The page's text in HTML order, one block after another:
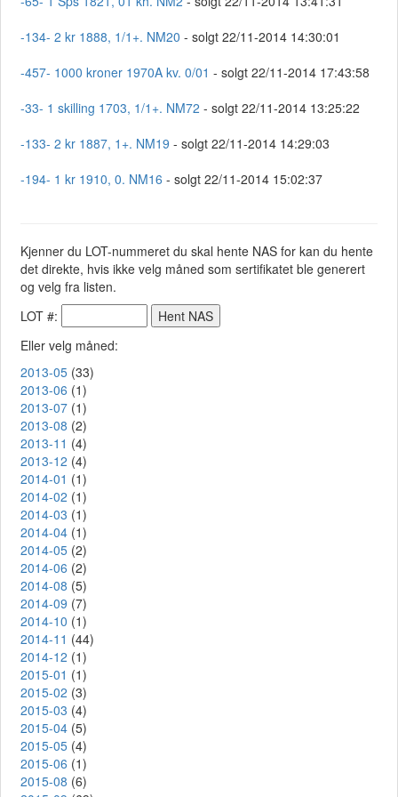
-134- 2 kr 1888, 1/1+. NM20 - solgt 22/11-2014 14:30:01
-457- 1000 kroner 1970A kv. 0/01 - solgt 22/11-2014 17:43:58
-33- 1 skilling 1703, 1/1+. NM72 - solgt 22/11-2014 13:25:22
-133- 2 kr 1887, 1+. NM19 - solgt 22/11-2014 14:29:03
-194- 1 kr 1910, 0. NM16 - solgt 22/11-2014 15:02:37
Kjenner du LOT-nummeret du skal hente NAS for kan du hente
det direkte, hvis ikke velg måned som sertifikatet ble generert
og velg fra listen.
LOT #:
Eller velg måned:
2013-05 (33)
2013-06 (1)
2013-07 (1)
2013-08 (2)
2013-11 (4)
2013-12 (4)
2014-01 (1)
2014-02 (1)
2014-03 (1)
2014-04 (1)
2014-05 (2)
2014-06 (2)
2014-08 (5)
2014-09 (7)
2014-10 (1)
2014-11 (44)
2014-12 (1)
2015-01 (1)
2015-02 (3)
2015-03 (4)
2015-04 (5)
2015-05 (4)
2015-06 (1)
2015-08 (6)